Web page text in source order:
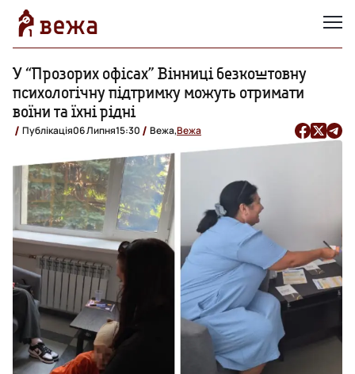
У “Прозорих офісах” Вінниці безкоштовну
психологічну підтримку можуть отримати
воїни та їхні рідні
Публікація06 Липня15:30 Вежа,Вежа